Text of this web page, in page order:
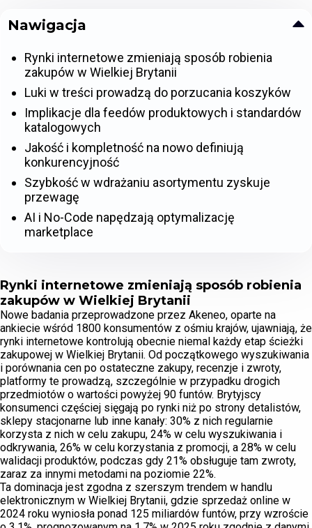
Rynki internetowe zmieniają sposób robienia
zakupów w Wielkiej Brytanii
Nowe badania przeprowadzone przez Akeneo, oparte na
ankiecie wśród 1800 konsumentów z ośmiu krajów, ujawniają, że
rynki internetowe kontrolują obecnie niemal każdy etap ścieżki
zakupowej w Wielkiej Brytanii. Od początkowego wyszukiwania
i porównania cen po ostateczne zakupy, recenzje i zwroty,
platformy te prowadzą, szczególnie w przypadku drogich
przedmiotów o wartości powyżej 90 funtów. Brytyjscy
konsumenci częściej sięgają po rynki niż po strony detalistów,
sklepy stacjonarne lub inne kanały: 30% z nich regularnie
korzysta z nich w celu zakupu, 24% w celu wyszukiwania i
odkrywania, 26% w celu korzystania z promocji, a 28% w celu
walidacji produktów, podczas gdy 21% obsługuje tam zwroty,
zaraz za innymi metodami na poziomie 22%.
Ta dominacja jest zgodna z szerszym trendem w handlu
elektronicznym w Wielkiej Brytanii, gdzie sprzedaż online w
2024 roku wyniosła ponad 125 miliardów funtów, przy wzroście
Nawigacja
Rynki internetowe zmieniają sposób robienia
zakupów w Wielkiej Brytanii
Luki w treści prowadzą do porzucania koszyków
Implikacje dla feedów produktowych i standardów
katalogowych
Jakość i kompletność na nowo definiują
konkurencyjność
Szybkość w wdrażaniu asortymentu zyskuje
przewagę
AI i No-Code napędzają optymalizację
marketplace